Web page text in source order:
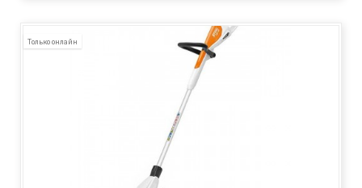
Только онлайн